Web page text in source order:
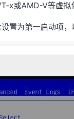
x或AMD-V等虚拟
置为第一启动项，